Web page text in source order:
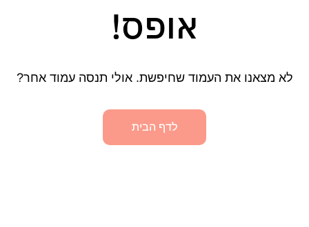
אופס!
לא מצאנו את העמוד שחיפשת. אולי תנסה עמוד אחר?
לדף הבית